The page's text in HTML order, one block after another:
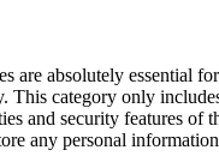
are absolutely essential
This category only
and security features of
any personal